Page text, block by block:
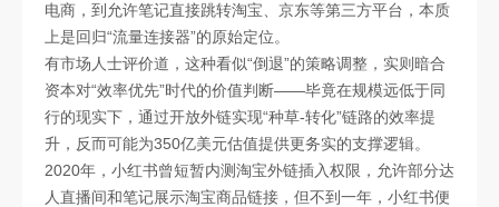
电商，到允许笔记直接跳转淘宝、京东等第三方平台，本质
上是回归“流量连接器”的原始定位。
有市场人士评价道，这种看似“倒退”的策略调整，实则暗合
资本对“效率优先”时代的价值判断——毕竟在规模远低于同
行的现实下，通过开放外链实现“种草-转化”链路的效率提
升，反而可能为350亿美元估值提供更务实的支撑逻辑。
2020年，小红书曾短暂内测淘宝外链插入权限，允许部分达
人直播间和笔记展示淘宝商品链接，但不到一年，小红书便